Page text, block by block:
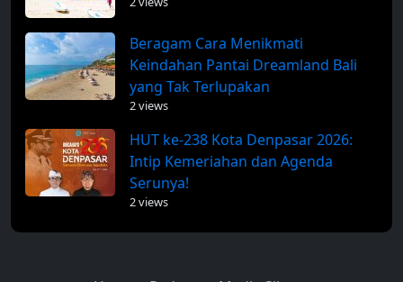
Beragam Cara Menikmati
Keindahan Pantai Dreamland Bali
yang Tak Terlupakan
2 views
HUT ke-238 Kota Denpasar 2026:
Intip Kemeriahan dan Agenda
Serunya!
2 views